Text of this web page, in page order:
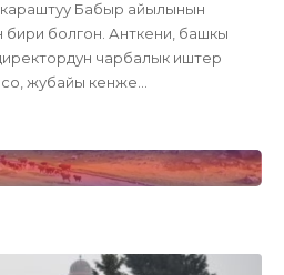
Бабыр айылынын
бири болгон. Анткени, башкы
чарбалык иштер
жубайы кенже…